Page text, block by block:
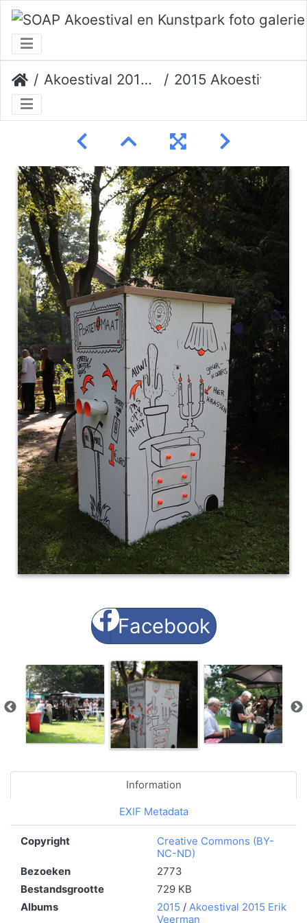
Akoestival 2015 Erik Veerman 2015 Akoestival 041
Facebook
Information
EXIF Metadata
Copyright
Creative Commons (BY-
NC-ND)
Bezoeken
2773
Bestandsgrootte
729 KB
Albums
2015 / Akoestival 2015 Erik
Veerman